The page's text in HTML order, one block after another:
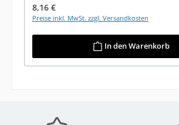
Regulärer Preis:
8,16 €
Preise inkl. MwSt. zzgl. Versandkosten
In den Warenkorb